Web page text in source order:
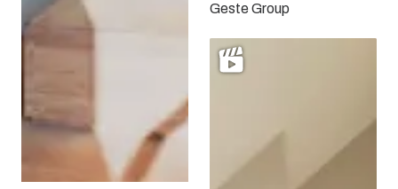
Geste Group